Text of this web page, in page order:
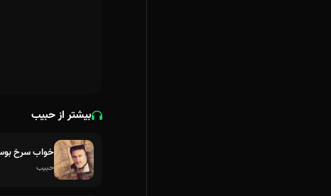
بیشتر از حبیب
خواب سرخ
حبیب